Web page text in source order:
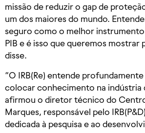
missão de reduzir o gap de
um dos maiores do mundo.
seguro como o melhor
PIB e é isso que queremos mostrar
disse.
“O IRB(Re) entende
colocar conhecimento na indústria
afirmou o diretor técnico do
Marques, responsável pelo
dedicada à pesquisa e ao